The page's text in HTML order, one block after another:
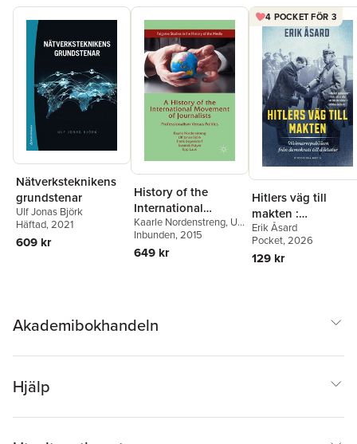
Nätverksteknikens
grundstenar
Ulf Jonas Björk
Häftad, 2021
609 kr
History of the
International
Movement of
Journalists
Kaarle Nordenstreng, Ulf
Jonas Björk,Frank
Beyersdorf
Høyer,Epp Lauk
Inbunden, 2015
649 kr
4 POCKET FÖR 3
Hitlers väg till
makten :
Weimarrepubliken
från demokrati till
diktatur
Erik Åsard
Pocket, 2026
129 kr
Akademibokhandeln
Hjälp